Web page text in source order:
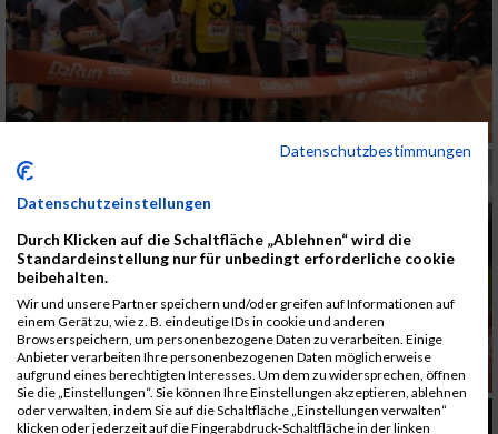
Datenschutzbestimmungen
Datenschutzeinstellungen
Durch Klicken auf die Schaltfläche „Ablehnen“ wird die
Standardeinstellung nur für unbedingt erforderliche cookie
beibehalten.
Wir und unsere Partner speichern und/oder greifen auf Informationen auf
einem Gerät zu, wie z. B. eindeutige IDs in cookie und anderen
Browserspeichern, um personenbezogene Daten zu verarbeiten. Einige
Anbieter verarbeiten Ihre personenbezogenen Daten möglicherweise
aufgrund eines berechtigten Interesses. Um dem zu widersprechen, öffnen
Sie die „Einstellungen“. Sie können Ihre Einstellungen akzeptieren, ablehnen
oder verwalten, indem Sie auf die Schaltfläche „Einstellungen verwalten“
klicken oder jederzeit auf die Fingerabdruck-Schaltfläche in der linken